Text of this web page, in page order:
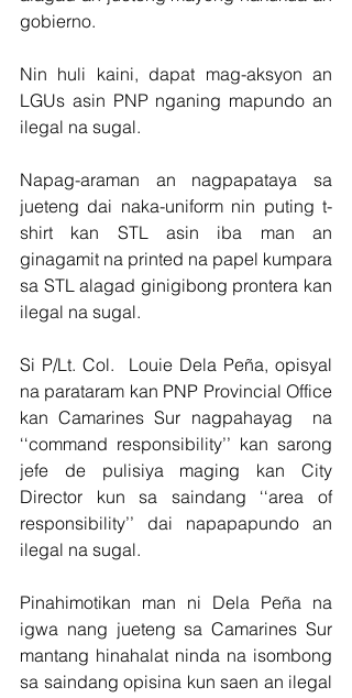
gobierno.
Nin huli kaini, dapat mag-aksyon an
LGUs asin PNP nganing mapundo an
ilegal na sugal.
Napag-araman an nagpapataya sa
jueteng dai naka-uniform nin puting t-
shirt kan STL asin iba man an
ginagamit na printed na papel kumpara
sa STL alagad ginigibong prontera kan
ilegal na sugal.
Si P/Lt. Col.  Louie Dela Peña, opisyal
na parataram kan PNP Provincial Office
kan Camarines Sur nagpahayag  na
‘‘command responsibility’’ kan sarong
jefe de pulisiya maging kan City
Director kun sa saindang ‘‘area of
responsibility’’ dai napapapundo an
ilegal na sugal.
Pinahimotikan man ni Dela Peña na
igwa nang jueteng sa Camarines Sur
mantang hinahalat ninda na isombong
sa saindang opisina kun saen an ilegal